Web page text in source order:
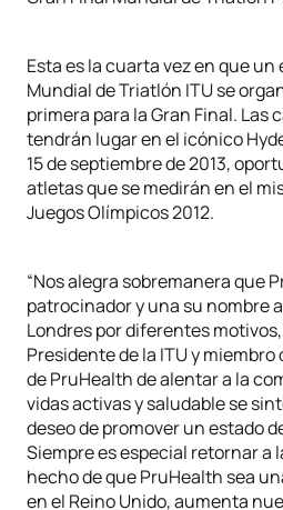
Esta es la cuarta vez en que un
Mundial de Triatlón ITU se
primera para la Gran Final. Las
tendrán lugar en el icónico
15 de septiembre de 2013,
atletas que se medirán en el
Juegos Olímpicos 2012.
“Nos alegra sobremanera que
patrocinador y una su nombre
Londres por diferentes
Presidente de la ITU y miembro
de PruHealth de alentar a la
vidas activas y saludable se
deseo de promover un estado
Siempre es especial retornar a
hecho de que PruHealth sea
en el Reino Unido, aumenta